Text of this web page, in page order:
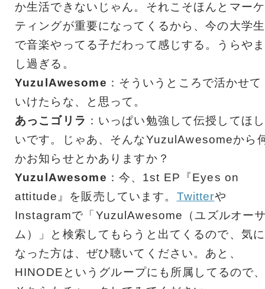
か生活できないじゃん。それこそほんとマーケ
ティングが重要になってくるから、今の大学生
で音楽やってる子だわって感じする。うらやま
し過ぎる。
YuzulAwesome ：そういうところで活かせて
いけたらな、と思って。
あっこゴリラ ：いっぱい勉強して伝授してほし
いです。じゃあ、そんなYuzulAwesomeから
かお知らせとかありますか？
YuzulAwesome ：今、1st EP『Eyes on
attitude』を販売しています。 Twitterや
Instagramで「YuzulAwesome（ユズルオー
ム）」と検索してもらうと出てくるので、気に
なった方は、ぜひ聴いてください。あと、
HINODEというグループにも所属してるので